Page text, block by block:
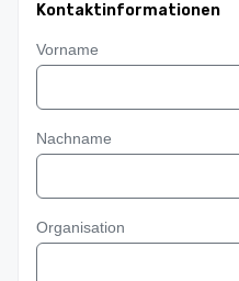
Kontaktinformationen
Vorname
Nachname
Organisation